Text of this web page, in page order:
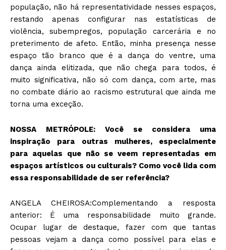
população, não há representatividade nesses espaços,
restando apenas configurar nas estatísticas de
violência, subempregos, população carcerária e no
preterimento de afeto. Então, minha presença nesse
espaço tão branco que é a dança do ventre, uma
dança ainda elitizada, que não chega para todos, é
muito significativa, não só com dança, com arte, mas
no combate diário ao racismo estrutural que ainda me
torna uma exceção.
NOSSA METRÓPOLE: Você se considera uma
inspiração para outras mulheres, especialmente
para aquelas que não se veem representadas em
espaços artísticos ou culturais? Como você lida com
essa responsabilidade de ser referência?
ANGELA CHEIROSA:Complementando a resposta
anterior: É uma responsabilidade muito grande.
Ocupar lugar de destaque, fazer com que tantas
pessoas vejam a dança como possível para elas e